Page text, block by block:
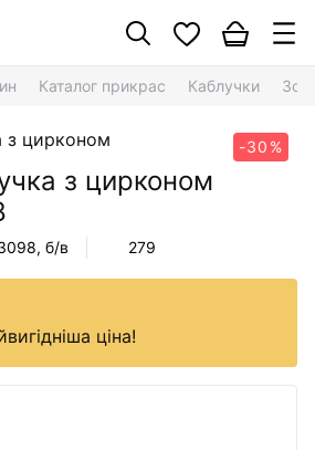
Каталог прикрас Каблучки
-30%
з цирконом
, б/в 279
ціна!